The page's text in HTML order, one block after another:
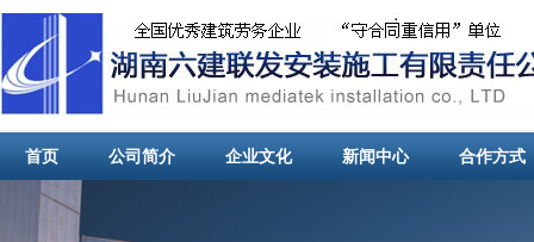
首页 公司简介 企业文化 新闻中心 合作方式